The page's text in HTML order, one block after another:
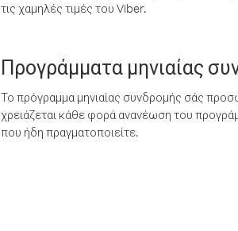
τις χαμηλές τιμές του Viber.
Προγράμματα μηνιαίας
Το πρόγραμμα μηνιαίας συνδρομής σάς
χρειάζεται κάθε φορά ανανέωση του
που ήδη πραγματοποιείτε.